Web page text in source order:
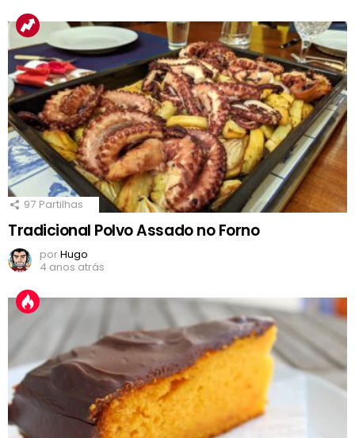
97 Partilhas
Tradicional Polvo Assado no Forno
porHugo
4 anos atrás